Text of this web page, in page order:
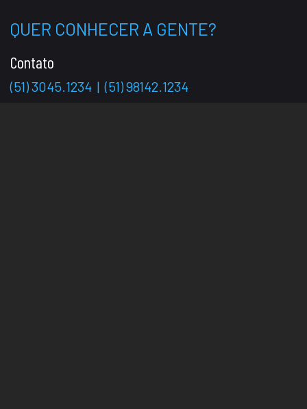
QUER CONHECER A GENTE?
Contato
(51) 3045.1234 | (51) 98142.1234